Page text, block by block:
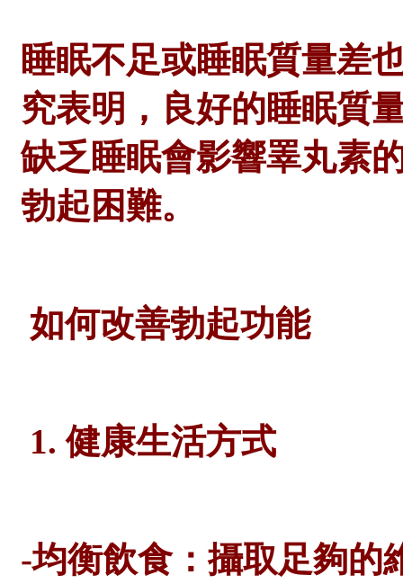
睡眠不足或睡眠質量差
究表明，良好的睡眠質
缺乏睡眠會影響睪丸素
勃起困難。
如何改善勃起功能
1. 健康生活方式
-均衡飲食：攝取足夠的